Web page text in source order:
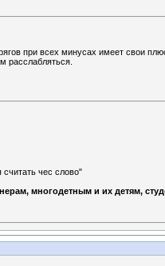
при всех минусах имеет свои
расслабляться.
чес слово"
многодетным и их детям,